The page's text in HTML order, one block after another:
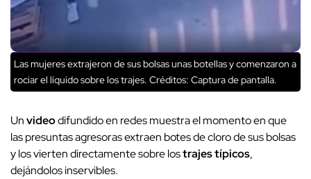
Las mujeres extrajeron de sus bolsas unas botellas y comenzaron a
rociar el líquido sobre los trajes. Créditos: Captura de pantalla.
Unvideodifundido en redes muestra el momento en que
las presuntas agresoras extraen botes de cloro de sus bolsas
y los vierten directamente sobre lostrajes típicos,
dejándolos inservibles.